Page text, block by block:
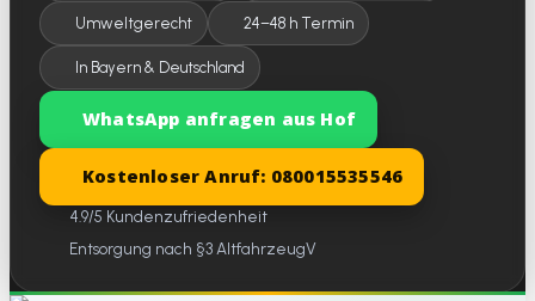
Umweltgerecht 24–48 h Termin
In Bayern & Deutschland
WhatsApp anfragen aus Hof
Kostenloser Anruf: 080015535546
4.9/5 Kundenzufriedenheit
Entsorgung nach §3 AltfahrzeugV